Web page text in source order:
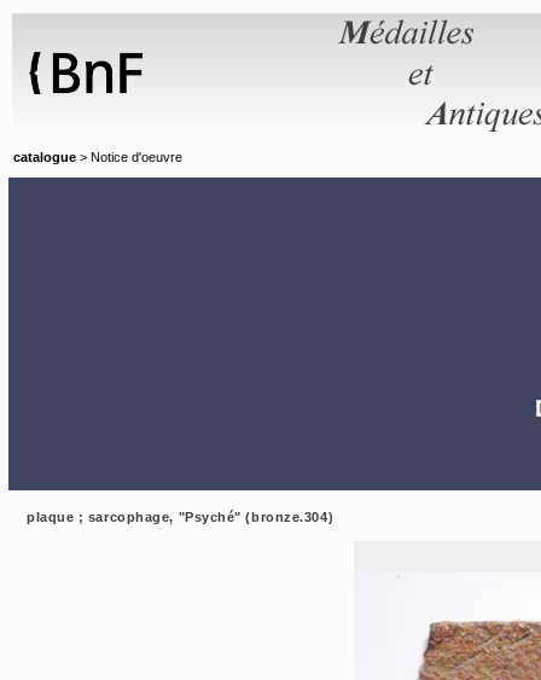
catalogue > Notice d'oeuvre
plaque ; sarcophage, "Psyché" (bronze.304)